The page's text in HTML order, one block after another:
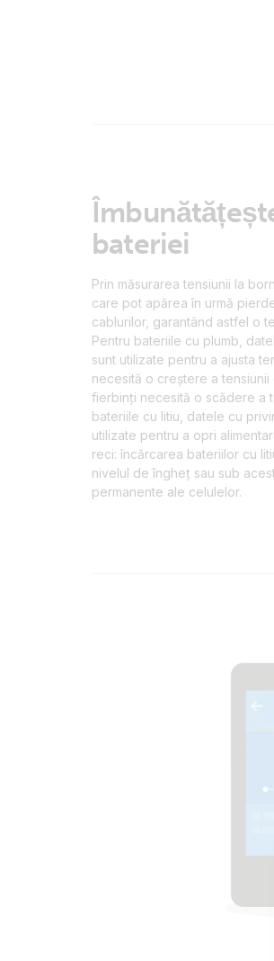
bateriei
Prin măsurarea tensiunii la
care pot apărea în urmă
cablurilor, garantând astfel o
Pentru bateriile cu plumb,
sunt utilizate pentru a ajusta
necesită o creștere a
fierbinți necesită o scădere a
bateriile cu litiu, datele cu
utilizate pentru a opri
reci: încărcarea bateriilor cu
nivelul de îngheț sau sub
permanente ale celulelor.